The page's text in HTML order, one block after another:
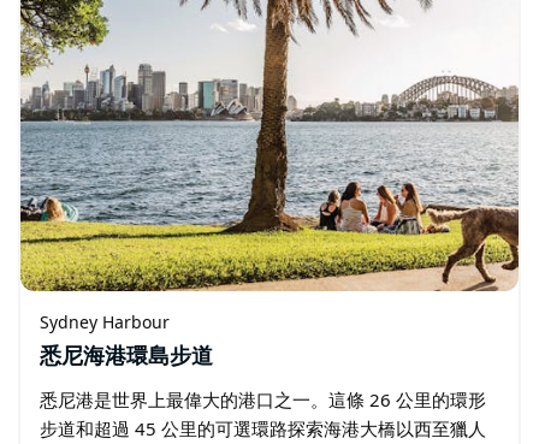
Sydney Harbour
悉尼海港環島步道
悉尼港是世界上最偉大的港口之一。這條 26 公里的環形
步道和超過 45 公里的可選環路探索海港大橋以西至獵人